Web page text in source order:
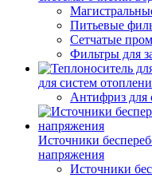
Питьевые
Сетчатые
Фильтры для
для систем
Антифриз для
Источники
напряжения
Источники